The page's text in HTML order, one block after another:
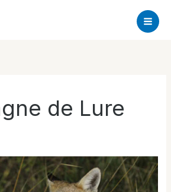
de Lure